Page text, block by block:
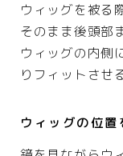
ウィッグを被る
そのまま後頭部
ウィッグの内側
りフィットさせ
ウィッグの位